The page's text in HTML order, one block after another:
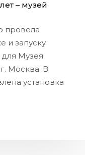
– музей
провела
и запуску
Музея
Москва. В
установка